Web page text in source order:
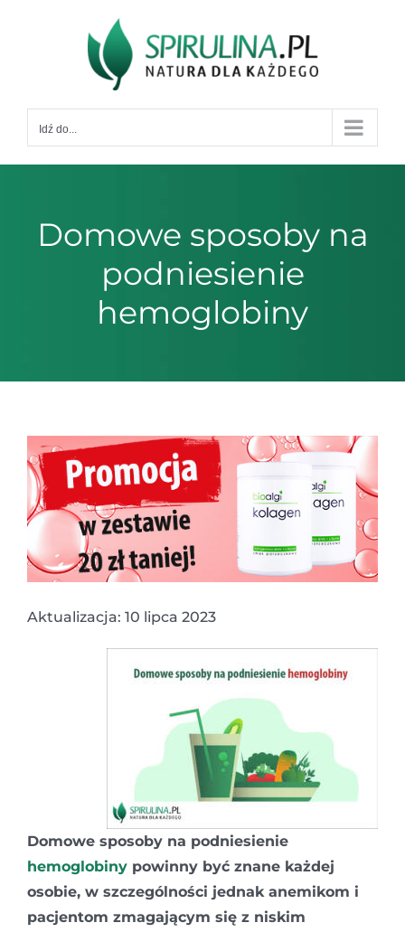
Idź do...
Domowe sposoby na
podniesienie
hemoglobiny
Aktualizacja: 10 lipca 2023
Domowe sposoby na podniesienie
hemoglobiny powinny być znane każdej
osobie, w szczególności jednak anemikom i
pacjentom zmagającym się z niskim